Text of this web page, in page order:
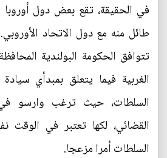
في الحقيقة، تقع بعض دول
طائل منه مع دول الاتحاد
تتوافق الحكومة البولندية
الغربية فيما يتعلق بمبدأي
السلطات، حيث ترغب وارسو في
القضائي، لكها تعتبر في الوقت
السلطات أمرا مزعجا.